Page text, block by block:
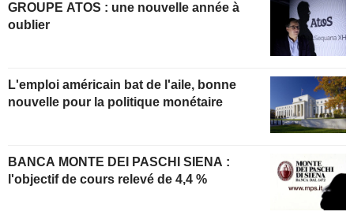
GROUPE ATOS : une nouvelle année à
oublier
L'emploi américain bat de l'aile, bonne
nouvelle pour la politique monétaire
BANCA MONTE DEI PASCHI SIENA :
l'objectif de cours relevé de 4,4 %